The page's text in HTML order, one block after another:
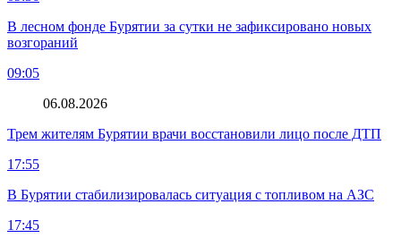
В лесном фонде Бурятии за сутки не зафиксировано новых
возгораний
09:05
06.08.2026
Трем жителям Бурятии врачи восстановили лицо после ДТП
17:55
В Бурятии стабилизировалась ситуация с топливом на АЗС
17:45